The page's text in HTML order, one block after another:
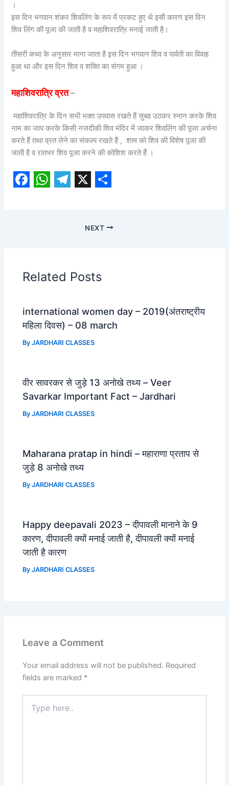
।
इस दिन भगवान शंकर शिवलिंग के रूप में प्रकट हुए थे इसी कारण इस दिन
शिव लिंग की पूजा की जाती है व महाशिवरात्रि मनाई जाती है।
तीसरी कथा के अनुसार माना जाता है इस दिन भगवान शिव व पार्वती का विवाह
हुआ था और इस दिन शिव व शक्ति का संगम हुआ ।
महाशिवरात्रि व्रत–
महाशिवरात्रि के दिन सभी भक्त उपवास रखते हैं सुबह उठकर स्नान करके शिव
नाम का जाप करके किसी नजदीकी शिव मंदिर में जाकर शिवलिंग की पूजा अर्चना
करते हैं तथा व्रत लेने का संकल्प रखते हैं , शाम को शिव की विशेष पूजा की
जाती है व रातभर शिव पूजा करने की कोशिश करते हैं ।
A
p
r
m
a
NEXT
Related Posts
international women day – 2019(अंतराष्ट्रीय
महिला दिवस) – 08 march
ByJARDHARI CLASSES
वीर सावरकर से जुड़े 13 अनोखे तथ्य – Veer
Savarkar Important Fact – Jardhari
ByJARDHARI CLASSES
Maharana pratap in hindi – महाराणा प्रताप से
जुड़े 8 अनोखे तथ्य
ByJARDHARI CLASSES
Happy deepavali 2023 – दीपावली मानाने के 9
कारण, दीपावली क्यों मनाई जाती है, दीपावली क्यों मनाई
जाती है कारण
ByJARDHARI CLASSES
Leave a Comment
Your email address will not be published. Required
fields are marked *
here..